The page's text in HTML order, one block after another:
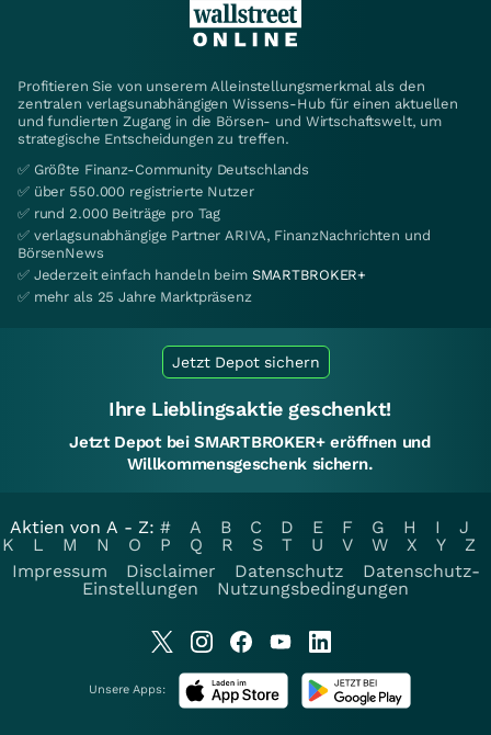
Profitieren Sie von unserem Alleinstellungsmerkmal als den
zentralen verlagsunabhängigen Wissens-Hub für einen aktuellen
und fundierten Zugang in die Börsen- und Wirtschaftswelt, um
strategische Entscheidungen zu treffen.
✅ Größte Finanz-Community Deutschlands
✅ über 550.000 registrierte Nutzer
✅ rund 2.000 Beiträge pro Tag
✅ verlagsunabhängige Partner ARIVA, FinanzNachrichten und
BörsenNews
✅ Jederzeit einfach handeln beim SMARTBROKER+
✅ mehr als 25 Jahre Marktpräsenz
Jetzt Depot sichern
Ihre Lieblingsaktie geschenkt!
Jetzt Depot bei SMARTBROKER+ eröffnen und
Willkommensgeschenk sichern.
Aktien von A - Z: # A B C D E F G H I
J
K
L M N O P Q R S T U V W X Y
Z
Impressum
Disclaimer Datenschutz
Datenschutz-
Einstellungen
Nutzungsbedingungen
Unsere Apps: